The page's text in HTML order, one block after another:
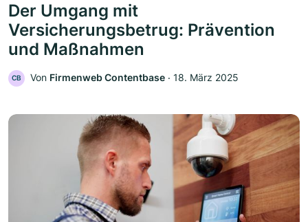
Der Umgang mit
Versicherungsbetrug: Prävention
und Maßnahmen
CB Von Firmenweb Contentbase ‧ 18. März 2025